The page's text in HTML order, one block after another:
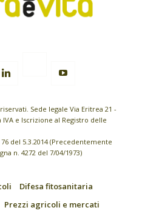
Sede legale Via Eritrea 21 -
e Iscrizione al Registro delle
del 5.3.2014 (Precedentemente
n. 4272 del 7/04/1973)
Difesa fitosanitaria
Prezzi agricoli e mercati